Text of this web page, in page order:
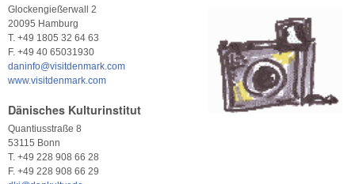
Glockengießerwall 2
20095 Hamburg
T. +49 1805 32 64 63
F. +49 40 65031930
daninfo@visitdenmark.com
www.visitdenmark.com
Dänisches Kulturinstitut
Quantiusstraße 8
53115 Bonn
T. +49 228 908 66 28
F. +49 228 908 66 29